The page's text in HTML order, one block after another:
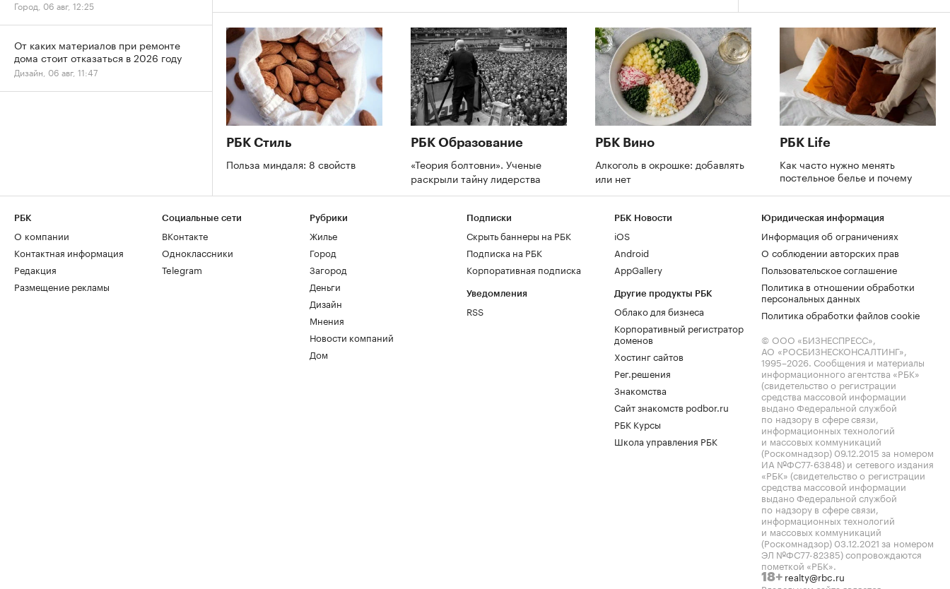
РБК Стиль
Польза миндаля: 8 свойств
РБК Образование
«Теория болтовни». Ученые
раскрыли тайну лидерства
РБК Вино
Алкоголь в окрошке: добавлять
или нет
РБК Life
Как часто нужно менять
постельное белье и почему
Город, 06 авг, 12:25
От каких материалов при ремонте
дома стоит отказаться в 2026 году
Дизайн, 06 авг, 11:47
РБК
О компании
Контактная информация
Редакция
Размещение рекламы
Социальные сети
ВКонтакте
Одноклассники
Telegram
Рубрики
Жилье
Город
Загород
Деньги
Дизайн
Мнения
Новости компаний
Дом
Подписки
Скрыть баннеры на РБК
Подписка на РБК
Корпоративная подписка
Уведомления
RSS
РБК Новости
iOS
Android
AppGallery
Другие продукты РБК
Облако для бизнеса
Корпоративный регистратор
доменов
Хостинг сайтов
Рег.решения
Знакомства
Сайт знакомств podbor.ru
РБК Курсы
Школа управления РБК
Юридическая информация
Информация об ограничениях
О соблюдении авторских прав
Пользовательское соглашение
Политика в отношении обработки
персональных данных
Политика обработки файлов cookie
© ООО «БИЗНЕСПРЕСС»,
АО «РОСБИЗНЕСКОНСАЛТИНГ»,
1995–2026. Сообщения и материалы
информационного агентства «РБК»
(свидетельство о регистрации
средства массовой информации
выдано Федеральной службой
по надзору в сфере связи,
информационных технологий
и массовых коммуникаций
(Роскомнадзор) 09.12.2015 за номером
ИА №ФС77-63848) и сетевого издания
«РБК» (свидетельство о регистрации
средства массовой информации
выдано Федеральной службой
по надзору в сфере связи,
информационных технологий
и массовых коммуникаций
(Роскомнадзор) 03.12.2021 за номером
ЭЛ №ФС77-82385) сопровождаются
пометкой «РБК».
18+ realty@rbc.ru